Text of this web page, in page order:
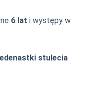
6 lat i występy w
stulecia